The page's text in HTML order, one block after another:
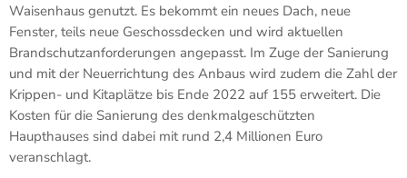
Waisenhaus genutzt. Es bekommt ein neues Dach, neue
Fenster, teils neue Geschossdecken und wird aktuellen
Brandschutzanforderungen angepasst. Im Zuge der Sanierung
und mit der Neuerrichtung des Anbaus wird zudem die Zahl der
Krippen- und Kitaplätze bis Ende 2022 auf 155 erweitert. Die
Kosten für die Sanierung des denkmalgeschützten
Haupthauses sind dabei mit rund 2,4 Millionen Euro
veranschlagt.